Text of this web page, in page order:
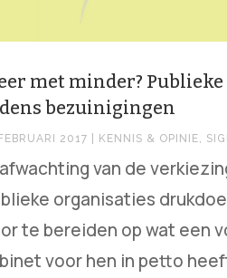
met minder?
bezuinigingen
2017 KENNIS & OPINIE
van de
organisaties
te bereiden op wat een
voor hen in petto